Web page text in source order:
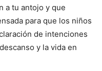
a tu antojo y que
para que los niños
de intenciones
y la vida en